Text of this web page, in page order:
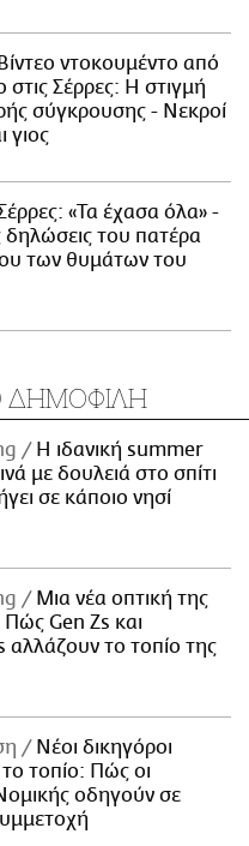
ντοκουμέντο από
στις Σέρρες: Η στιγμή
σύγκρουσης - Νεκροί
γιος
«Τα έχασα όλα» -
δηλώσεις του πατέρα
των θυμάτων του
ΔΗΜΟΦΙΛΗ
Η ιδανική summer
με δουλειά στο σπίτι
σε κάποιο νησί
Μια νέα οπτική της
Πώς Gen Zs και
αλλάζουν το τοπίο της
Νέοι δικηγόροι
τοπίο: Πώς οι
οδηγούν σε